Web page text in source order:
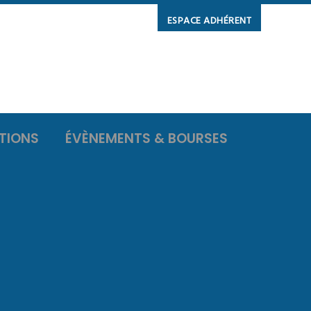
ESPACE ADHÉRENT
ÉVÈNEMENTS & BOURSES